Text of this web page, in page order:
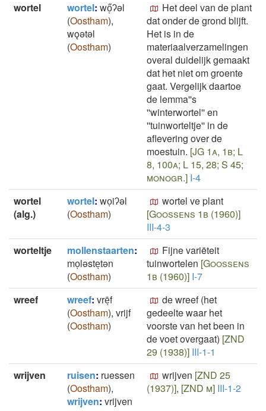
wortel wortel: wő̜ʔǝl
(Oostham),
wǫǝtǝl
(Oostham)
Het deel van de plant
dat onder de grond blijft.
Het is in de
materiaalverzamelingen
overal duidelijk gemaakt
dat het niet om groente
gaat. Vergelijk daartoe
de lemma''s
''winterwortel'' en
''tuinworteltje'' in de
aflevering over de
moestuin. [JG 1a, 1b; L
8, 100a; L 15, 28; S 45;
monogr.] I-4
wortel
(alg.)
wortel: woͅiʔəl
(Oostham)
wortel ve plant
[Goossens 1b (1960)]
III-4-3
worteltje
mollenstaarten:
moͅləsteͅtən
(Oostham)
Fijne variëteit
tuinwortelen [Goossens
1b (1960)] I-7
wreef
wreef: vrēͅf
(Oostham), vrijf
(Oostham)
de wreef (het
gedeelte waar het
voorste van het been in
de voet overgaat) [ZND
29 (1938)] III-1-1
wrijven
ruisen: ruessen
(Oostham),
wrijven: vrijven
wrijven [ZND 25
(1937)], [ZND m] III-1-2